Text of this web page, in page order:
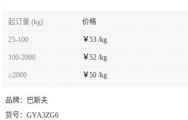
起订量 (kg) 价格
25-100 ￥53 /kg
100-2000 ￥52 /kg
≥2000 ￥50 /kg
品牌：
巴斯夫
货号： GYA3ZG6